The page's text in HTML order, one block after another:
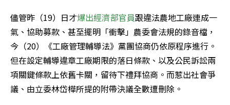
儘管昨（19）日才爆出經濟部官員跟違法農地工廠連成一
氣、協助募款、甚至擺明「衝擊」農委會法規的錄音檔，
今（20）《工廠管理輔導法》黨團協商仍依原程序進行。
但在設定輔導違章工廠期限的落日條款、以及公民訴訟兩
項關鍵條款上依舊卡關，留待下禮拜協商。而惹出社會爭
議、由立委林岱樺所提的附帶決議全數遭刪除。